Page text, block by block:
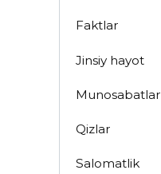
Faktlar
Jinsiy hayot
Munosabatlar
Qizlar
Salomatlik